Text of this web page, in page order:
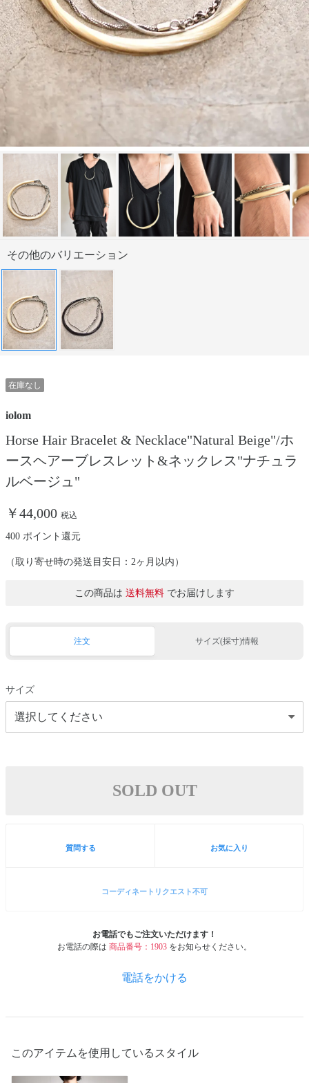
その他のバリエーション
在庫なし
iolom
Horse Hair Bracelet & Necklace"Natural Beige"/ホ
ースヘアーブレスレット&ネックレス"ナチュラ
ルベージュ"
￥44,000 税込
400 ポイント還元
（取り寄せ時の発送目安日：2ヶ月以内）
この商品は 送料無料 でお届けします
注文 サイズ(採寸)情報
サイズ
SOLD OUT
質問する お気に入り
コーディネートリクエスト不可
お電話でもご注文いただけます！
お電話の際は 商品番号：1903 をお知らせください。
電話をかける
このアイテムを使用しているスタイル